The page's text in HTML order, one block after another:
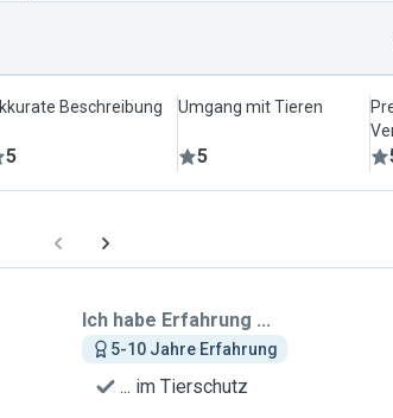
Beschreibung
5
Umgang mit Tieren
5
Ich habe Erfahrung ...
5-10 Jahre Erfahrung
... im Tierschutz